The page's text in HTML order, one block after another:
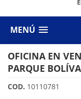
MENÚ
OFICINA EN
PARQUE
COD. 10110781